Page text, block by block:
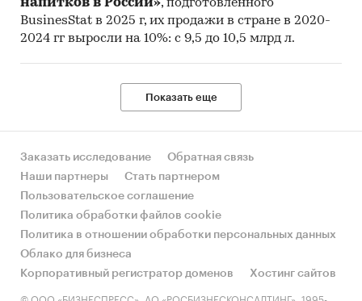
напитков в России», подготовленного
BusinesStat в 2025 г, их продажи в стране в 2020-
2024 гг выросли на 10%: с 9,5 до 10,5 млрд л.
Показать еще
Заказать исследование
Обратная связь
Наши партнеры
Стать партнером
Пользовательское соглашение
Политика обработки файлов cookie
Политика в отношении обработки персональных данных
Облако для бизнеса
Корпоративный регистратор доменов
Хостинг сайтов